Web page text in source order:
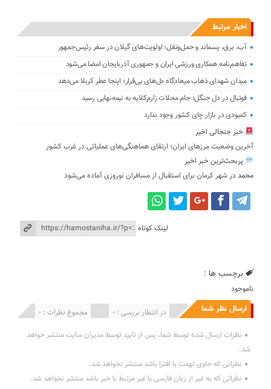
اخبار مرتبط
آب، برق، پسماند و حمل‌ونقل؛ اولویت‌های گیلان در سفر رئیس‌جمهور
تفاهم‌نامه همکاری ورزشی ایران و جمهوری آذربایجان امضا می‌شود
میدان شهدای ذهاب میعادگاه دل‌های بی‌قرار؛ اینجا عطر کربلا می‌دهد
فوتبال در دل جنگل؛ جام محلات زارم‌کلایه به نیمه‌نهایی رسید
کمبودی در بازار چای کشور وجود ندارد
خبر جنجالی اخیر
آخرین وضعیت مرزهای ایران؛ ارتقای هماهنگی‌های عملیاتی در غرب کشور
پربحث‌ترین خبر اخیر
محمد درشهر کرمان برای استقبال از مسافران نوروزی آماده می‌شود
لینک کوتاه
برچسب ها :
ناموجود
ارسال نظر شما مجموع نظرات : 0 در انتظار بررسی : 0 انتشار یافته : 0
نظرات ارسال شده توسط شما، پس از تایید توسط مدیران سایت منتشر خواهد
شد.
نظراتی که حاوی تهمت یا افترا باشد منتشر نخواهد شد.
نظراتی که به غیر از زبان فارسی یا غیر مرتبط با خبر باشد منتشر نخواهد شد.